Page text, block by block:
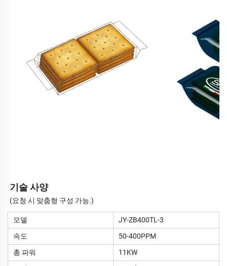
기술 사양
(요청 시 맞춤형 구성 가능.)
모델
JY-ZB400TL-3
속도
50-400PPM
총 파워
11KW